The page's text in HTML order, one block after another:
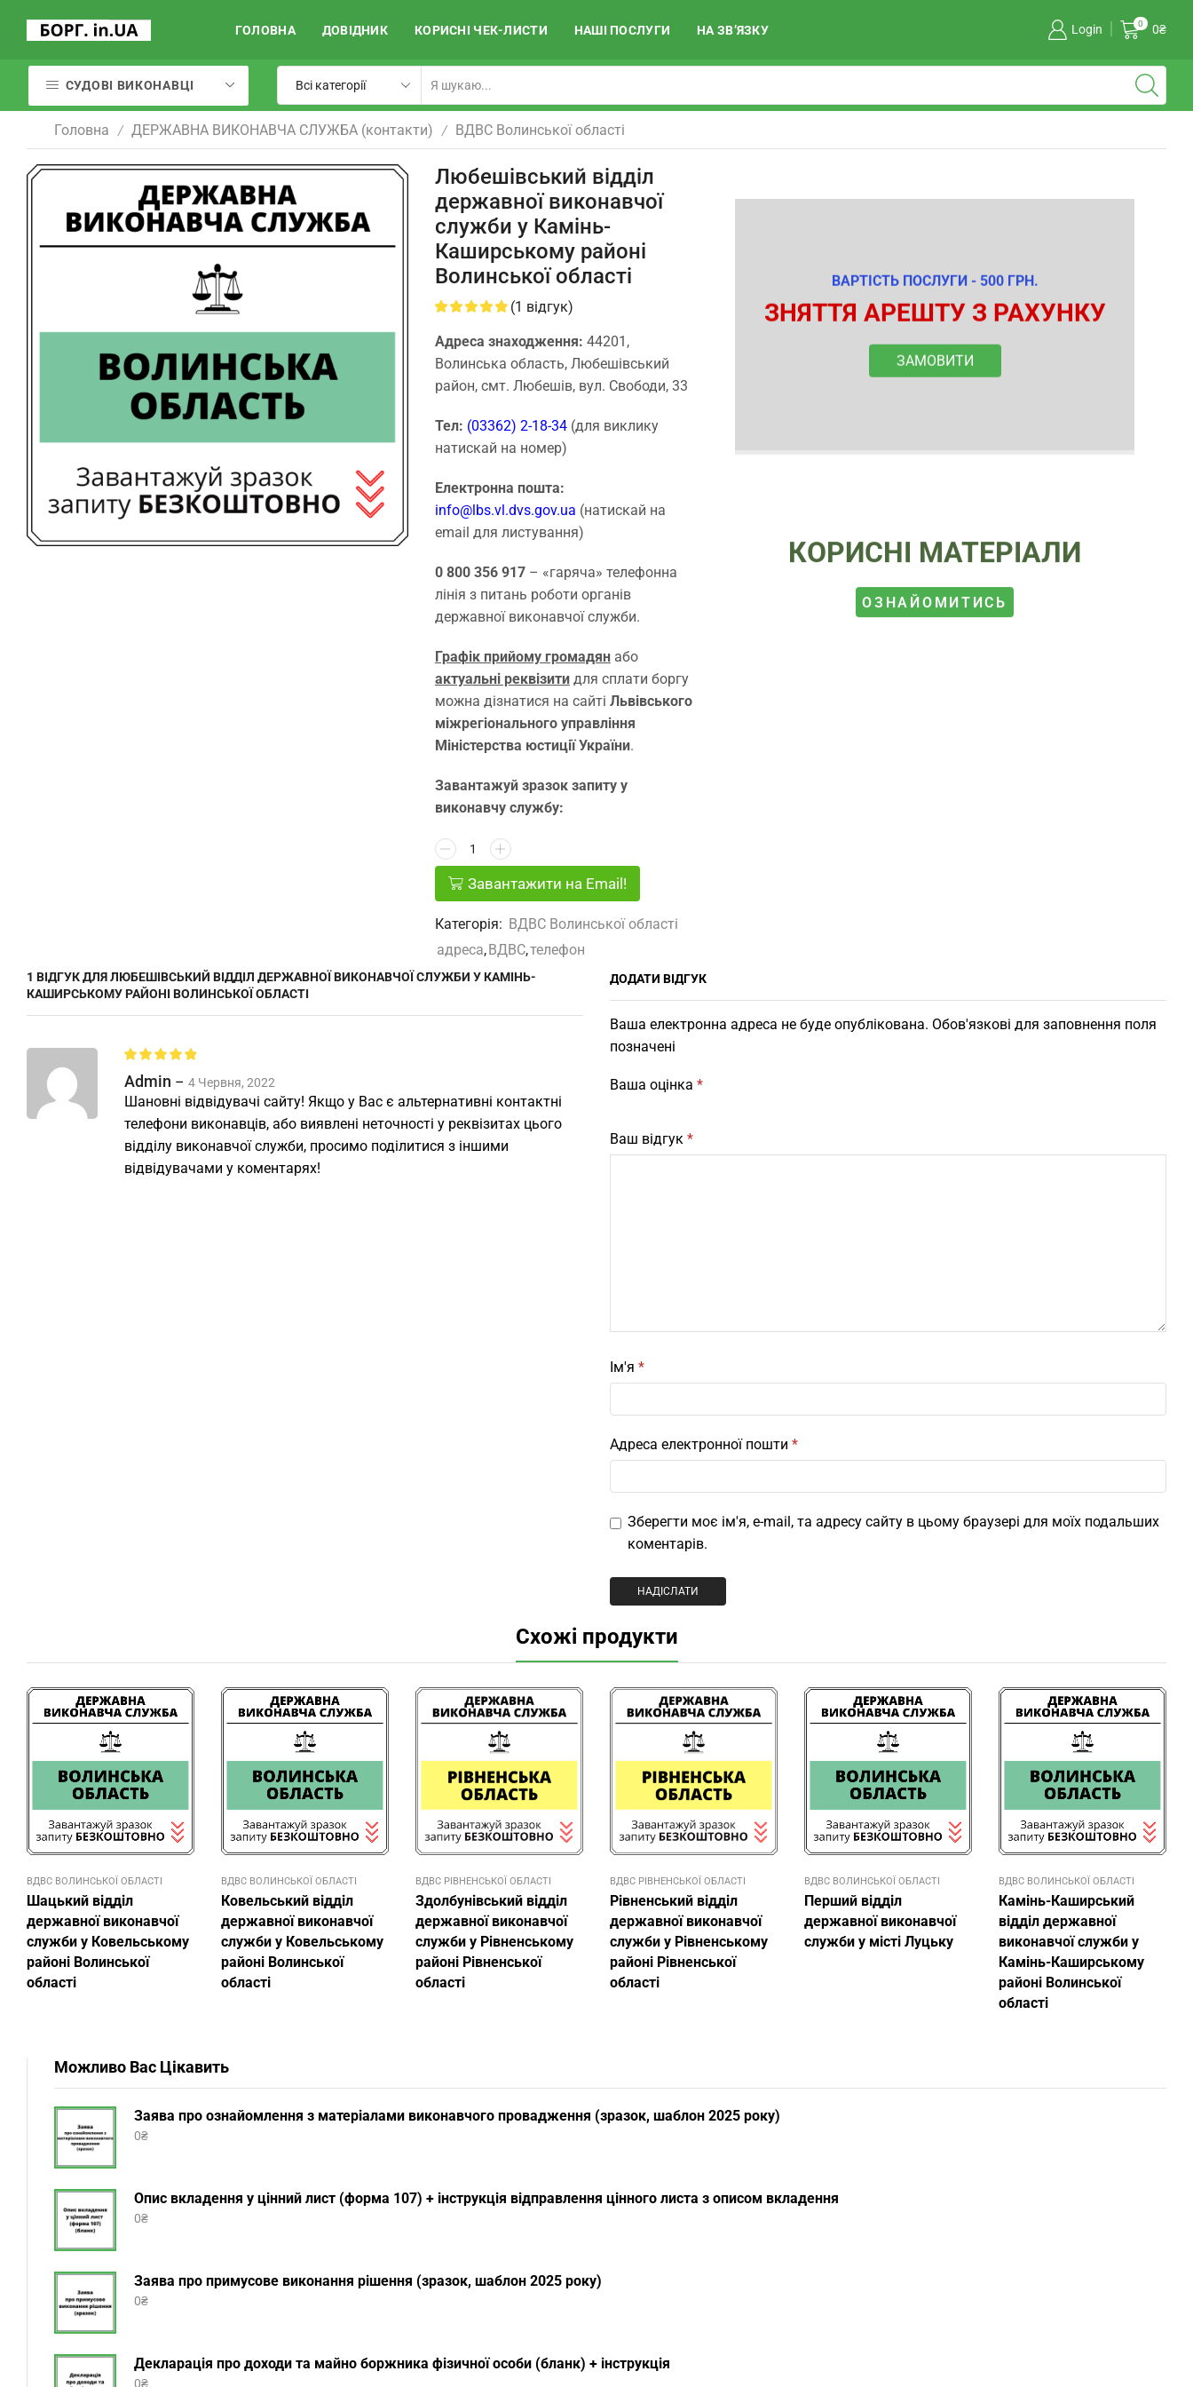
ГОЛОВНА ДОВІДНИК КОРИСНІ ЧЕК-ЛИСТИ НАШІ ПОСЛУГИ НА ЗВ’ЯЗКУ Login 0 0₴
СУДОВІ ВИКОНАВЦІ
Головна / ДЕРЖАВНА ВИКОНАВЧА СЛУЖБА (контакти) / ВДВС Волинської області
Любешівський відділ
державної виконавчої
служби у Камінь-
Каширському районі
Волинської області
(1 відгук)
Адреса знаходження: 44201,
Волинська область, Любешівський
район, смт. Любешів, вул. Свободи, 33
Тел: (03362) 2-18-34(для виклику
натискай на номер)
Електронна пошта:
info@lbs.vl.dvs.gov.ua (натискай на
email для листування)
0 800 356 917– «гаряча» телефонна
лінія з питань роботи органів
державної виконавчої служби.
Графік прийому громадянабо
актуальні реквізитидля сплати боргу
можна дізнатися на сайті Львівського
міжрегіонального управління
Міністерства юстиції України.
Завантажуй зразок запиту у
виконавчу службу:
Завантажити на Email!
Категорія: ВДВС Волинської області
адреса, ВДВС,телефон
ВАРТІСТЬ ПОСЛУГИ - 500 ГРН.
ЗНЯТТЯ АРЕШТУ З РАХУНКУ
ЗАМОВИТИ
КОРИСНІ МАТЕРІАЛИ
ОЗНАЙОМИТИСЬ
1 ВІДГУК ДЛЯЛЮБЕШІВСЬКИЙ ВІДДІЛ ДЕРЖАВНОЇ ВИКОНАВЧОЇ СЛУЖБИ У КАМІНЬ-
КАШИРСЬКОМУ РАЙОНІ ВОЛИНСЬКОЇ ОБЛАСТІ
Admin – 4 Червня, 2022
Шановні відвідувачі сайту! Якщо у Вас є альтернативні контактні
телефони виконавців, або виявлені неточності у реквізитах цього
відділу виконавчої служби, просимо поділитися з іншими
відвідувачами у коментарях!
ДОДАТИ ВІДГУК
Ваша електронна адреса не буде опублікована. Обов'язкові для заповнення поля
позначені
Ваша оцінка *
Ваш відгук *
Ім'я *
Адреса електронної пошти *
Зберегти моє ім'я, e-mail, та адресу сайту в цьому браузері для моїх подальших
коментарів.
Схожі продукти
ВДВС ВОЛИНСЬКОЇ ОБЛАСТІ
Шацький відділ
державної виконавчої
служби у Ковельському
районі Волинської
області
ВДВС ВОЛИНСЬКОЇ ОБЛАСТІ
Ковельський відділ
державної виконавчої
служби у Ковельському
районі Волинської
області
ВДВС РІВНЕНСЬКОЇ ОБЛАСТІ
Здолбунівський відділ
державної виконавчої
служби у Рівненському
районі Рівненської
області
ВДВС РІВНЕНСЬКОЇ ОБЛАСТІ
Рівненський відділ
державної виконавчої
служби у Рівненському
районі Рівненської
області
ВДВС ВОЛИНСЬКОЇ ОБЛАСТІ
Перший відділ
державної виконавчої
служби у місті Луцьку
ВДВС ВОЛИНСЬКОЇ ОБЛАСТІ
Камінь-Каширський
відділ державної
виконавчої служби у
Камінь-Каширському
районі Волинської
області
Можливо Вас Цікавить
Заява про ознайомлення з матеріалами виконавчого провадження (зразок, шаблон 2025 року)
0₴
Опис вкладення у цінний лист (форма 107) + інструкція відправлення цінного листа з описом вкладення
0₴
Заява про примусове виконання рішення (зразок, шаблон 2025 року)
0₴
Декларація про доходи та майно боржника фізичної особи (бланк) + інструкція
0₴